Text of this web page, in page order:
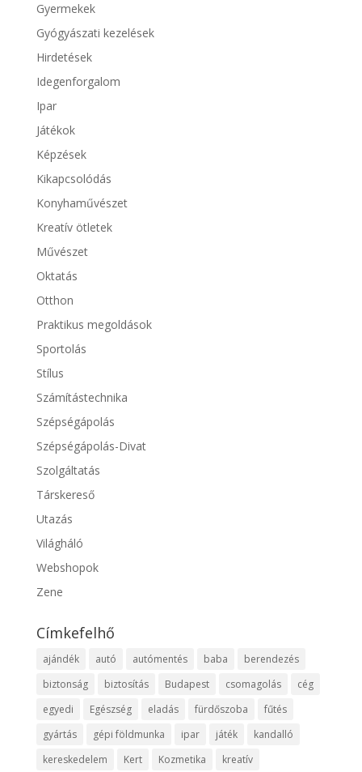
Gyermekek
Gyógyászati kezelések
Hirdetések
Idegenforgalom
Ipar
Játékok
Képzések
Kikapcsolódás
Konyhaművészet
Kreatív ötletek
Művészet
Oktatás
Otthon
Praktikus megoldások
Sportolás
Stílus
Számítástechnika
Szépségápolás
Szépségápolás-Divat
Szolgáltatás
Társkereső
Utazás
Világháló
Webshopok
Zene
Címkefelhő
ajándék autó autómentés baba
berendezés
biztonság
biztosítás Budapest csomagolás
cég
egyedi
Egészség eladás fürdőszoba
fűtés
gyártás
gépi földmunka ipar játék
kandalló
kereskedelem
Kert Kozmetika kreatív